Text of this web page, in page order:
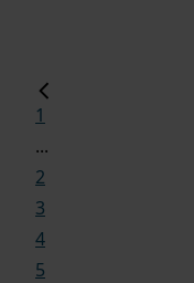
1
...
2
3
4
5